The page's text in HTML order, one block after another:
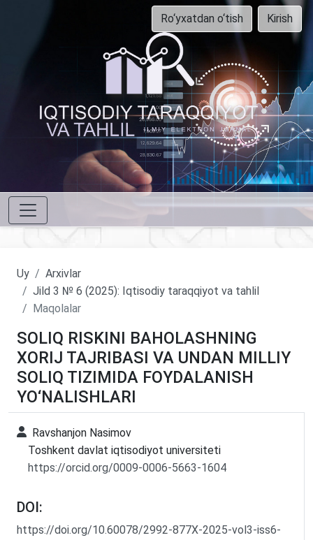
Ro‘yxatdan o‘tish Kirish
Uy
Arxivlar
Jild 3 № 6 (2025): Iqtisodiy taraqqiyot va tahlil
Maqolalar
SOLIQ RISKINI BAHOLASHNING
XORIJ TAJRIBASI VA UNDAN MILLIY
SOLIQ TIZIMIDA FOYDALANISH
YO‘NALISHLARI
Ravshanjon Nasimov
Toshkent davlat iqtisodiyot universiteti
https://orcid.org/0009-0006-5663-1604
DOI:
https://doi.org/10.60078/2992-877X-2025-vol3-iss6-